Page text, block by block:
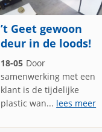
’t Geet gewoon
deur in de loods!
18-05 Door
samenwerking met een
klant is de tijdelijke
plastic wan... lees meer